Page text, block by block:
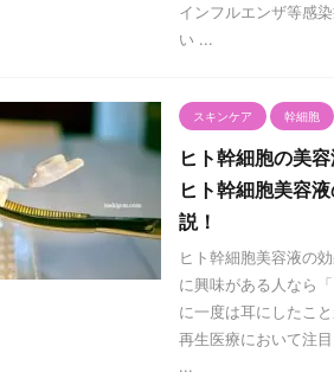
インフルエンザ等感
い ...
スキンケア 幹細胞
ヒト幹細胞の美
ヒト幹細胞美容
説！
ヒト幹細胞美容液の
に興味がある人なら
に一度は耳にしたこ
再生医療において注
...